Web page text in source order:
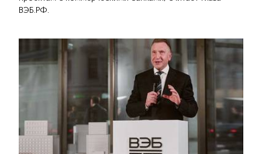
ВЭБ.РФ.